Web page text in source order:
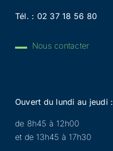
Tél. : 02 37 18 56 80
Nous contacter
Ouvert du lundi au jeudi :
de 8h45 à 12h00
et de 13h45 à 17h30